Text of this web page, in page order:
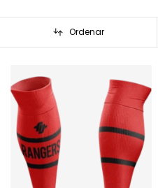
Ordenar